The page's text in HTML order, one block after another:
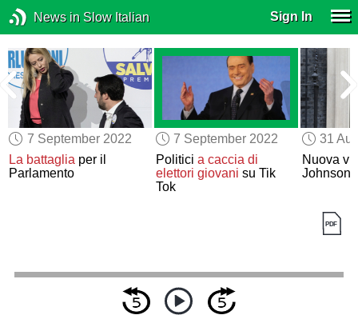
News in Slow Italian Sign In
7 September 2022
La battaglia per il
Parlamento
7 September 2022
Politici a caccia di
elettori giovani su Tik
Tok
31
Nuova
Johnson